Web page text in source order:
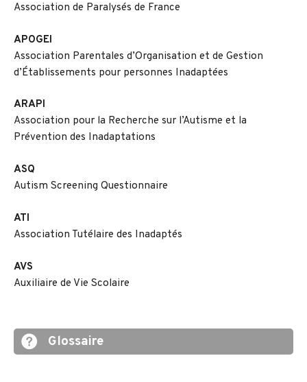
Association de Paralysés de France
APOGEI
Association Parentales d’Organisation et de Gestion
d’Établissements pour personnes Inadaptées
ARAPI
Association pour la Recherche sur l’Autisme et la
Prévention des Inadaptations
ASQ
Autism Screening Questionnaire
ATI
Association Tutélaire des Inadaptés
AVS
Auxiliaire de Vie Scolaire
Glossaire